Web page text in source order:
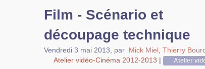
Film - Scénario et
découpage technique
Vendredi 3 mai 2013 par Mick Miel Thierry
Atelier vidéo-Cinéma 2012-2013 | Atelier